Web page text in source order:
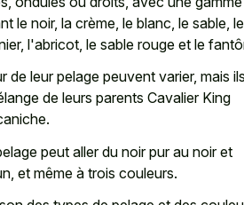
le noir, la crème, le blanc, le sable, le
l'abricot, le sable rouge et le
de leur pelage peuvent varier, mais
de leurs parents Cavalier King
peut aller du noir pur au noir et
et même à trois couleurs.